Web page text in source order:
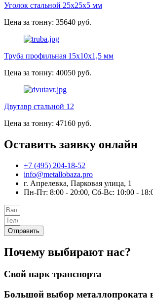
Уголок стальной 25х25х5 мм
Цена за тонну: 35640 руб.
Труба профильная 15х10х1,5 мм
Цена за тонну: 40050 руб.
Двутавр стальной 12
Цена за тонну: 47160 руб.
Оставить заявку онлайн
+7 (495) 204-18-52
info@metallobaza.pro
г. Апрелевка, Парковая улица, 1
Пн-Пт: 8:00 - 20:00, Сб-Вс: 10:00 -
Отправить
Почему выбирают нас?
Свой парк транспорта
Большой выбор металлопроката